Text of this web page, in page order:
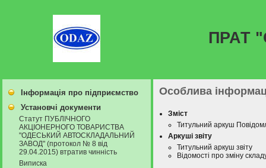
ПРАТ
Інформація про підприємство
Установчі документи
Статут ПУБЛІЧНОГО
АКЦІОНЕРНОГО ТОВАРИСТВА
"ОДЕСЬКИЙ АВТОСКЛАДАЛЬНИЙ
ЗАВОД" (протокол № 8 від
29.04.2015) втратив чинність
Виписка
Особлива
Зміст
Титульний аркуш
Аркуші звіту
Титульний аркуш звіту
Відомості про зміну